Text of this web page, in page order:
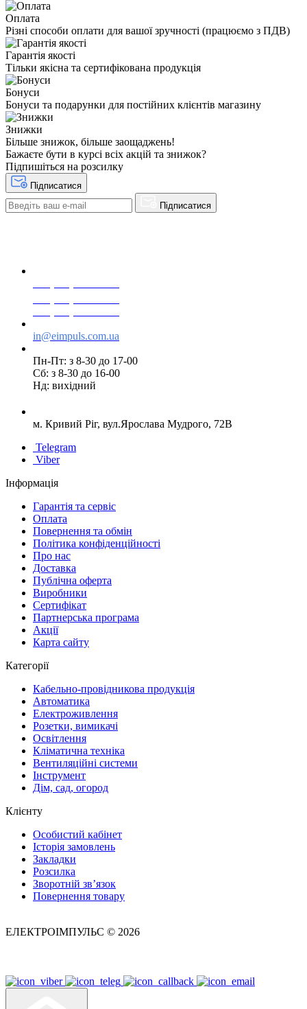
Оплата
Різні способи оплати для вашої зручності (працюємо з ПДВ)
Гарантія якості
Тільки якісна та сертифікована продукція
Бонуси
Бонуси та подарунки для постійних клієнтів магазину
Знижки
Більше знижок, більше заощаджень!
Бажаєте бути в курсі всіх акцій та знижок?
Підпишіться на розсилку
Підписатися
Підписатися
in@eimpuls.com.ua
Пн-Пт: з 8-30 до 17-00
Сб: з 8-30 до 16-00
Нд: вихідний
м. Кривий Ріг, вул.Ярослава Мудрого, 72В
Telegram
Viber
Інформація
Гарантія та сервіс
Оплата
Повернення та обмін
Політика конфіденційності
Про нас
Доставка
Публічна оферта
Виробники
Сертифікат
Партнерська програма
Акції
Карта сайту
Категорії
Кабельно-провідникова продукція
Автоматика
Електроживлення
Розетки, вимикачі
Освітлення
Кліматична техніка
Вентиляційні системи
Інструмент
Дім, сад, огород
Клієнту
Особистий кабінет
Історія замовлень
Закладки
Розсилка
Зворотній зв’язок
Повернення товару
ЕЛЕКТРОІМПУЛЬС © 2026